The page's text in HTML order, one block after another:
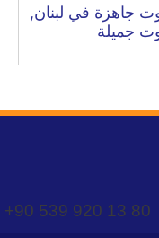
جاهزة في لبنان,
جميلة
+90 539 920 13 80